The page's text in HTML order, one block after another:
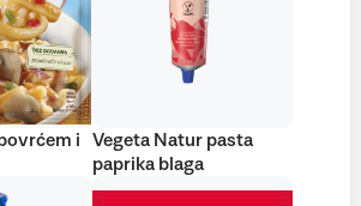
i
Vegeta Natur pasta
paprika blaga